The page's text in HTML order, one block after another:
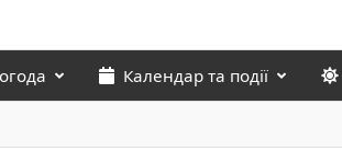
Календар та події